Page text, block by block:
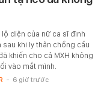
lộ diện của nữ ca sĩ đình
sau khi ly thân chồng cầu
khiến cho cả MXH không
vào mắt mình.
- 6 giờ trước